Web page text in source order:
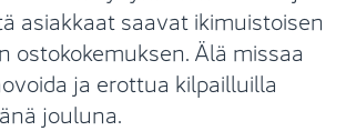
asiakkaat saavat ikimuistoisen
ostokokemuksen. Älä missaa
ja erottua kilpailluilla
jouluna.